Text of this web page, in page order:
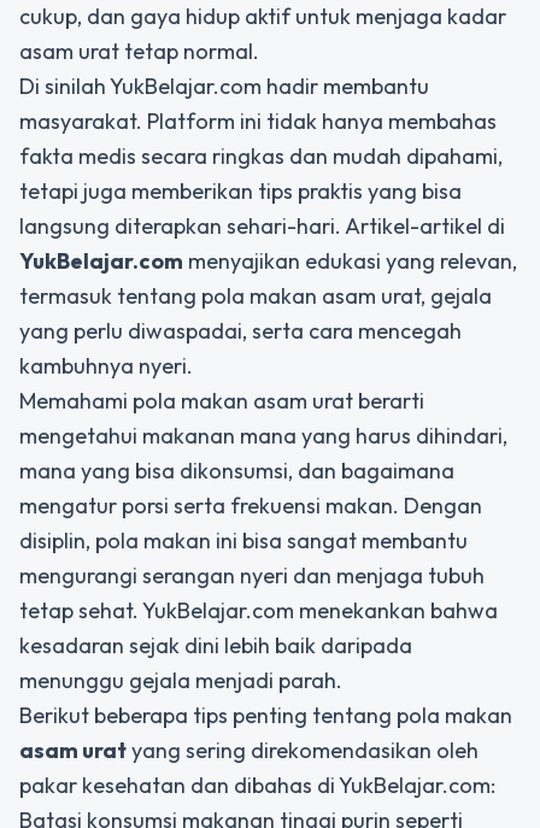
cukup, dan gaya hidup aktif untuk menjaga kadar
asam urat tetap normal.
Di sinilah YukBelajar.com hadir membantu
masyarakat. Platform ini tidak hanya membahas
fakta medis secara ringkas dan mudah dipahami,
tetapi juga memberikan tips praktis yang bisa
langsung diterapkan sehari-hari. Artikel-artikel di
YukBelajar.com menyajikan edukasi yang relevan,
termasuk tentang pola makan asam urat, gejala
yang perlu diwaspadai, serta cara mencegah
kambuhnya nyeri.
Memahami pola makan asam urat berarti
mengetahui makanan mana yang harus dihindari,
mana yang bisa dikonsumsi, dan bagaimana
mengatur porsi serta frekuensi makan. Dengan
disiplin, pola makan ini bisa sangat membantu
mengurangi serangan nyeri dan menjaga tubuh
tetap sehat. YukBelajar.com menekankan bahwa
kesadaran sejak dini lebih baik daripada
menunggu gejala menjadi parah.
Berikut beberapa tips penting tentang pola makan
asam uratyang sering direkomendasikan oleh
pakar kesehatan dan dibahas di YukBelajar.com:
Batasi konsumsi makanan tinggi purin seperti